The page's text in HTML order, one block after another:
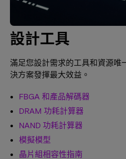
設計工具
滿足您設計需求的工具和資源唯
決方案發揮最大效益。
FBGA 和產品解碼器
DRAM 功耗計算器
NAND 功耗計算器
模擬模型
晶片組相容性指南